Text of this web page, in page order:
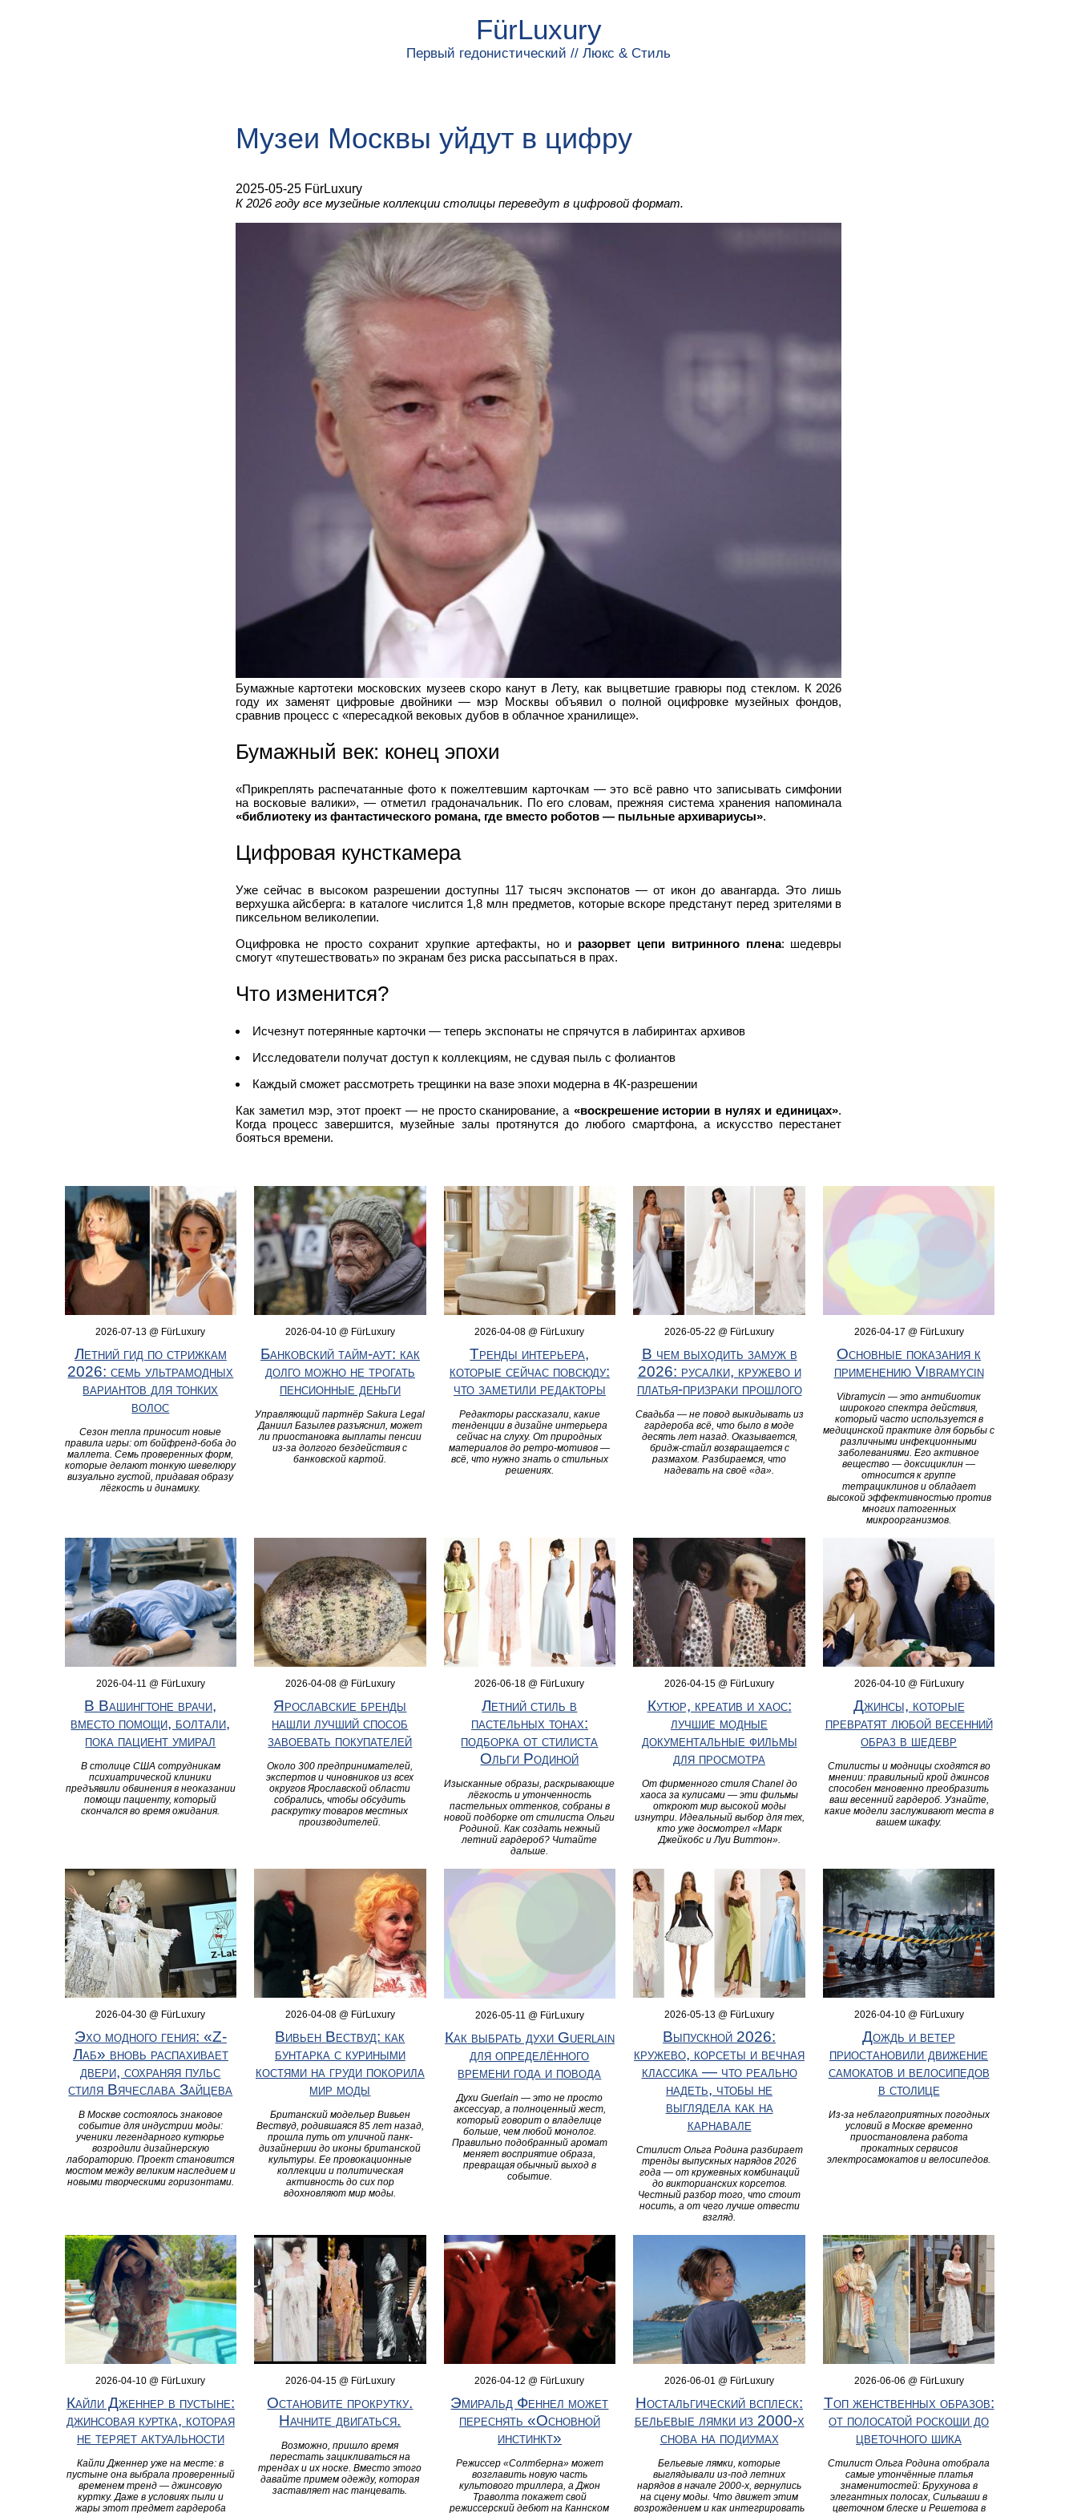
FürLuxury
Первый гедонистический // Люкс & Стиль
Музеи Москвы уйдут в цифру
2025-05-25 FürLuxury
К 2026 году все музейные коллекции столицы переведут в цифровой формат.
Бумажные картотеки московских музеев скоро канут в Лету, как выцветшие гравюры под стеклом. К 2026
году их заменят цифровые двойники — мэр Москвы объявил о полной оцифровке музейных фондов,
сравнив процесс с «пересадкой вековых дубов в облачное хранилище».
Бумажный век: конец эпохи
«Прикреплять распечатанные фото к пожелтевшим карточкам — это всё равно что записывать симфонии
на восковые валики», — отметил градоначальник. По его словам, прежняя система хранения напоминала
«библиотеку из фантастического романа, где вместо роботов — пыльные архивариусы».
Цифровая кунсткамера
Уже сейчас в высоком разрешении доступны 117 тысяч экспонатов — от икон до авангарда. Это лишь
верхушка айсберга: в каталоге числится 1,8 млн предметов, которые вскоре предстанут перед зрителями в
пиксельном великолепии.
Оцифровка не просто сохранит хрупкие артефакты, но и разорвет цепи витринного плена: шедевры
смогут «путешествовать» по экранам без риска рассыпаться в прах.
Что изменится?
Исчезнут потерянные карточки — теперь экспонаты не спрячутся в лабиринтах архивов
Исследователи получат доступ к коллекциям, не сдувая пыль с фолиантов
Каждый сможет рассмотреть трещинки на вазе эпохи модерна в 4К-разрешении
Как заметил мэр, этот проект — не просто сканирование, а «воскрешение истории в нулях и единицах».
Когда процесс завершится, музейные залы протянутся до любого смартфона, а искусство перестанет
бояться времени.
2026-07-13 @ FürLuxury
Летний гид по стрижкам
2026: семь ультрамодных
вариантов для тонких
волос
Сезон тепла приносит новые
правила игры: от бойфренд-боба до
маллета. Семь проверенных форм,
которые делают тонкую шевелюру
визуально густой, придавая образу
лёгкость и динамику.
2026-04-10 @ FürLuxury
Банковский тайм-аут: как
долго можно не трогать
пенсионные деньги
Управляющий партнёр Sakura Legal
Даниил Базылев разъяснил, может
ли приостановка выплаты пенсии
из-за долгого бездействия с
банковской картой.
2026-04-08 @ FürLuxury
Тренды интерьера,
которые сейчас повсюду:
что заметили редакторы
Редакторы рассказали, какие
тенденции в дизайне интерьера
сейчас на слуху. От природных
материалов до ретро-мотивов —
всё, что нужно знать о стильных
решениях.
2026-05-22 @ FürLuxury
В чем выходить замуж в
2026: русалки, кружево и
платья-призраки прошлого
Свадьба — не повод выкидывать из
гардероба всё, что было в моде
десять лет назад. Оказывается,
бридж-стайл возвращается с
размахом. Разбираемся, что
надевать на своё «да».
2026-04-17 @ FürLuxury
Основные показания к
применению Vibramycin
Vibramycin — это антибиотик
широкого спектра действия,
который часто используется в
медицинской практике для борьбы с
различными инфекционными
заболеваниями. Его активное
вещество — доксициклин —
относится к группе
тетрациклинов и обладает
высокой эффективностью против
многих патогенных
микроорганизмов.
2026-04-11 @ FürLuxury
В Вашингтоне врачи,
вместо помощи, болтали,
пока пациент умирал
В столице США сотрудникам
психиатрической клиники
предъявили обвинения в неоказании
помощи пациенту, который
скончался во время ожидания.
2026-04-08 @ FürLuxury
Ярославские бренды
нашли лучший способ
завоевать покупателей
Около 300 предпринимателей,
экспертов и чиновников из всех
округов Ярославской области
собрались, чтобы обсудить
раскрутку товаров местных
производителей.
2026-06-18 @ FürLuxury
Летний стиль в
пастельных тонах:
подборка от стилиста
Ольги Родиной
Изысканные образы, раскрывающие
лёгкость и утонченность
пастельных оттенков, собраны в
новой подборке от стилиста Ольги
Родиной. Как создать нежный
летний гардероб? Читайте
дальше.
2026-04-15 @ FürLuxury
Кутюр, креатив и хаос:
лучшие модные
документальные фильмы
для просмотра
От фирменного стиля Chanel до
хаоса за кулисами — эти фильмы
откроют мир высокой моды
изнутри. Идеальный выбор для тех,
кто уже досмотрел «Марк
Джейкобс и Луи Виттон».
2026-04-10 @ FürLuxury
Джинсы, которые
превратят любой весенний
образ в шедевр
Стилисты и модницы сходятся во
мнении: правильный крой джинсов
способен мгновенно преобразить
ваш весенний гардероб. Узнайте,
какие модели заслуживают места в
вашем шкафу.
2026-04-30 @ FürLuxury
Эхо модного гения: «Z-
Лаб» вновь распахивает
двери, сохраняя пульс
стиля Вячеслава Зайцева
В Москве состоялось знаковое
событие для индустрии моды:
ученики легендарного кутюрье
возродили дизайнерскую
лабораторию. Проект становится
мостом между великим наследием и
новыми творческими горизонтами.
2026-04-08 @ FürLuxury
Вивьен Вествуд: как
бунтарка с куриными
костями на груди покорила
мир моды
Британский модельер Вивьен
Вествуд, родившаяся 85 лет назад,
прошла путь от уличной панк-
дизайнерши до иконы британской
культуры. Ее провокационные
коллекции и политическая
активность до сих пор
вдохновляют мир моды.
2026-05-11 @ FürLuxury
Как выбрать духи Guerlain
для определённого
времени года и повода
Духи Guerlain — это не просто
аксессуар, а полноценный жест,
который говорит о владелице
больше, чем любой монолог.
Правильно подобранный аромат
меняет восприятие образа,
превращая обычный выход в
событие.
2026-05-13 @ FürLuxury
Выпускной 2026:
кружево, корсеты и вечная
классика — что реально
надеть, чтобы не
выглядела как на
карнавале
Стилист Ольга Родина разбирает
тренды выпускных нарядов 2026
года — от кружевных комбинаций
до викторианских корсетов.
Честный разбор того, что стоит
носить, а от чего лучше отвести
взгляд.
2026-04-10 @ FürLuxury
Дождь и ветер
приостановили движение
самокатов и велосипедов
в столице
Из-за неблагоприятных погодных
условий в Москве временно
приостановлена работа
прокатных сервисов
электросамокатов и велосипедов.
2026-04-10 @ FürLuxury
Кайли Дженнер в пустыне:
джинсовая куртка, которая
не теряет актуальности
Кайли Дженнер уже на месте: в
пустыне она выбрала проверенный
временем тренд — джинсовую
куртку. Даже в условиях пыли и
жары этот предмет гардероба
2026-04-15 @ FürLuxury
Остановите прокрутку.
Начните двигаться.
Возможно, пришло время
перестать зацикливаться на
трендах и их носке. Вместо этого
давайте примем одежду, которая
заставляет нас танцевать.
2026-04-12 @ FürLuxury
Эмиральд Феннел может
переснять «Основной
инстинкт»
Режиссер «Солтберна» может
возглавить новую часть
культового триллера, а Джон
Траволта покажет свой
режиссерский дебют на Каннском
2026-06-01 @ FürLuxury
Ностальгический всплеск:
бельевые лямки из 2000‑х
снова на подиумах
Бельевые лямки, которые
выглядывали из‑под летних
нарядов в начале 2000‑х, вернулись
на сцену моды. Что движет этим
возрождением и как интегрировать
2026-06-06 @ FürLuxury
Топ женственных образов:
от полосатой роскоши до
цветочного шика
Стилист Ольга Родина отобрала
самые утончённые платья
знаменитостей: Брухунова в
элегантных полосах, Сильваши в
цветочном блеске и Решетова в